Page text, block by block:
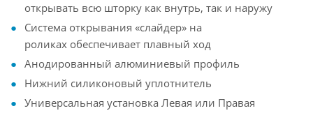
открывать всю шторку как внутрь, так и наружу
Система открывания «слайдер» на
роликах обеспечивает плавный ход
Анодированный алюминиевый профиль
Нижний силиконовый уплотнитель
Универсальная установка Левая или Правая